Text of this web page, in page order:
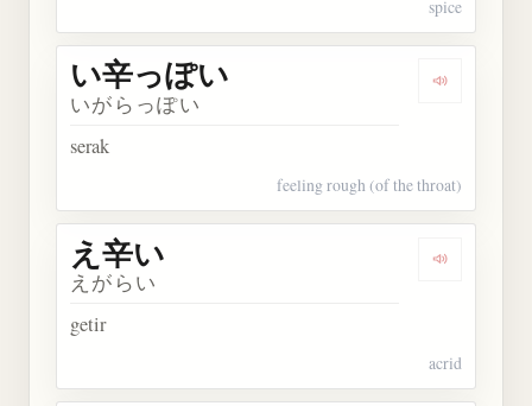
spice
Dengarkan
い辛っぽい
いがらっぽい
serak
feeling rough (of the throat)
Dengarkan
え辛い
えがらい
getir
acrid